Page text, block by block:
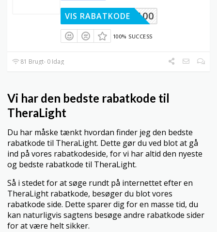
OMMEN100
VIS RABATKODE
100% SUCCESS
81 Brugt- 0 Idag
Vi har den bedste rabatkode til
TheraLight
Du har måske tænkt hvordan finder jeg den bedste
rabatkode til TheraLight. Dette gør du ved blot at gå
ind på vores rabatkodeside, for vi har altid den nyeste
og bedste rabatkode til TheraLight.
Så i stedet for at søge rundt på internettet efter en
TheraLight rabatkode, besøger du blot vores
rabatkode side. Dette sparer dig for en masse tid, du
kan naturligvis sagtens besøge andre rabatkode sider
for at være helt sikker.